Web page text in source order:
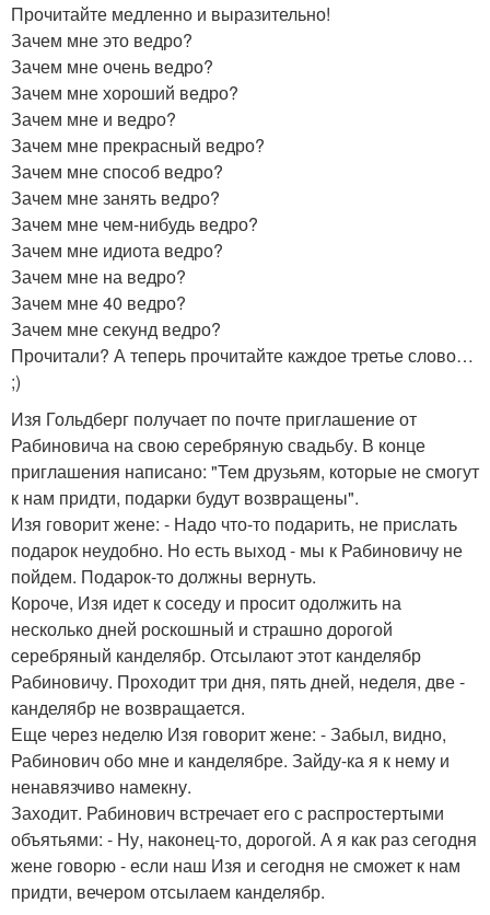
Прочитайте медленно и выразительно!
Зачем мне это ведро?
Зачем мне очень ведро?
Зачем мне хороший ведро?
Зачем мне и ведро?
Зачем мне прекрасный ведро?
Зачем мне способ ведро?
Зачем мне занять ведро?
Зачем мне чем-нибудь ведро?
Зачем мне идиота ведро?
Зачем мне на ведро?
Зачем мне 40 ведро?
Зачем мне секунд ведро?
Прочитали? А теперь прочитайте каждое третье слово…
;)
Изя Гольдберг получает по почте приглашение от
Рабиновича на свою серебряную свадьбу. В конце
приглашения написано: "Тем друзьям, которые не смогут
к нам придти, подарки будут возвращены".
Изя говорит жене: - Надо что-то подарить, не прислать
подарок неудобно. Но есть выход - мы к Рабиновичу не
пойдем. Подарок-то должны вернуть.
Короче, Изя идет к соседу и просит одолжить на
несколько дней роскошный и страшно дорогой
серебряный канделябр. Отсылают этот канделябр
Рабиновичу. Проходит три дня, пять дней, неделя, две -
канделябр не возвращается.
Еще через неделю Изя говорит жене: - Забыл, видно,
Рабинович обо мне и канделябре. Зайду-ка я к нему и
ненавязчиво намекну.
Заходит. Рабинович встречает его с распростертыми
объятьями: - Ну, наконец-то, дорогой. А я как раз сегодня
жене говорю - если наш Изя и сегодня не сможет к нам
придти, вечером отсылаем канделябр.